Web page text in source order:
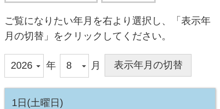
ご覧になりたい年月を右より選択し、「表示年
月の切替」をクリックしてください。
年 月
1日(土曜日)